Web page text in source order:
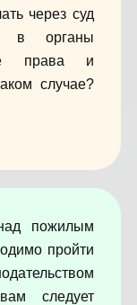
через суд
в органы
права и
случае?
пожилым
пройти
следует